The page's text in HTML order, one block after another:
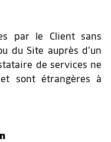
par le Client sans
du Site auprès d’un
de services ne
sont étrangères à